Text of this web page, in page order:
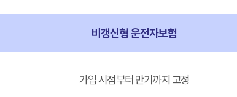
비갱신형 운전자보험
가입 시점부터 만기까지 고정